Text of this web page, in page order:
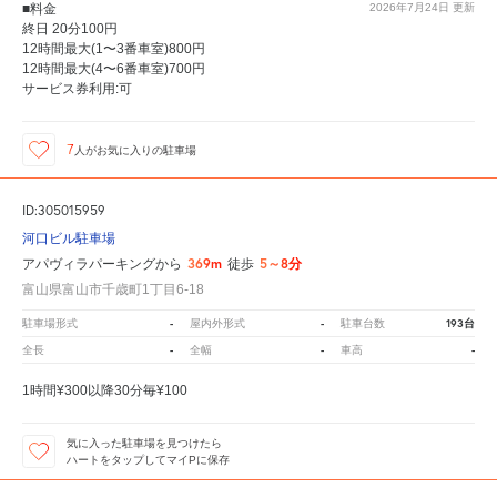
2026年7月24日 更新
■料金
終日 20分100円
12時間最大(1〜3番車室)800円
12時間最大(4〜6番車室)700円
サービス券利用:可
7 人がお気に入りの駐車場
ID:305015959
河口ビル駐車場
アパヴィラパーキングから 369m 徒歩 5～8分
富山県富山市千歳町1丁目6-18
駐車場形式 - 屋内外形式 - 駐車台数 193台
全長 - 全幅 - 車高 -
1時間¥300以降30分毎¥100
気に入った駐車場を見つけたら
ハートをタップしてマイPに保存